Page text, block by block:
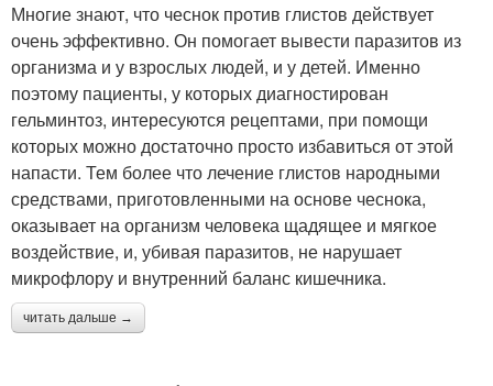
Многие знают, что чеснок против глистов действует
очень эффективно. Он помогает вывести паразитов из
организма и у взрослых людей, и у детей. Именно
поэтому пациенты, у которых диагностирован
гельминтоз, интересуются рецептами, при помощи
которых можно достаточно просто избавиться от этой
напасти. Тем более что лечение глистов народными
средствами, приготовленными на основе чеснока,
оказывает на организм человека щадящее и мягкое
воздействие, и, убивая паразитов, не нарушает
микрофлору и внутренний баланс кишечника.
читать дальше →